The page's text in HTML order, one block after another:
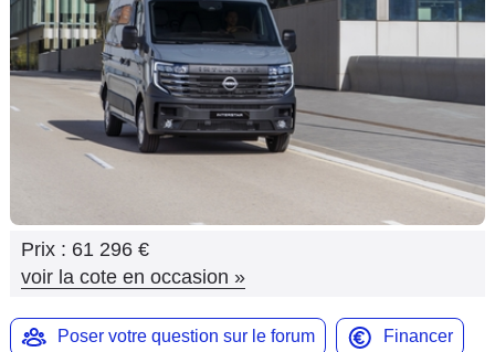
Services
Forum
Prix : 61 296 €
voir la cote en occasion »
Poser votre question sur le forum Financer